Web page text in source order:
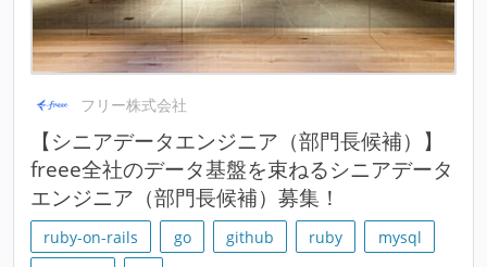
フリー株式会社
【シニアデータエンジニア（部門長候補）】
freee全社のデータ基盤を束ねるシニアデータ
エンジニア（部門長候補）募集！
ruby-on-rails go github ruby
mysql